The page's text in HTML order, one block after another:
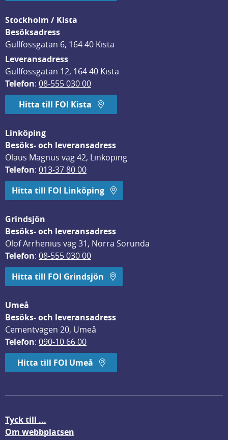
Stockholm / Kista
Besöksadress
Gullfossgatan 6, 164 40 Kista
Leveransadress
Gullfossgatan 12, 164 40 Kista
Telefon: 08-555 030 00
Hitta till FOI Kista
Linköping
Besöks- och leveransadress
Olaus Magnus väg 42, Linköping
Telefon: 013-37 80 00
Hitta till FOI Linköping
Grindsjön
Besöks- och leveransadress
Olof Arrhenius väg 31, Norra Sorunda
Telefon: 08-555 030 00
Hitta till FOI Grindsjön
Umeå
Besöks- och leveransadress
Cementvägen 20, Umeå
Telefon: 090-10 66 00
Hitta till FOI Umeå
Tyck till ...
Om webbplatsen